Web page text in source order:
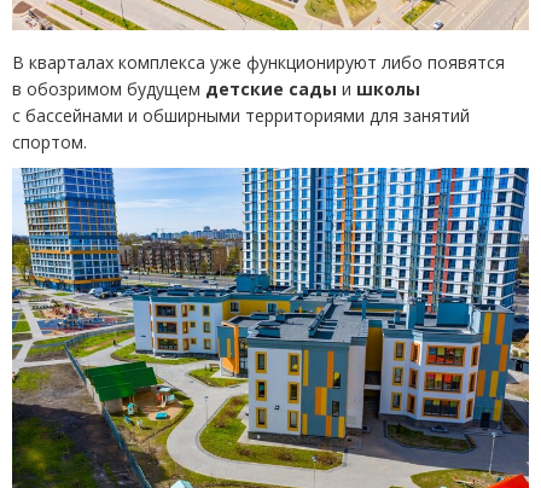
В кварталах комплекса уже функционируют либо появятся
в обозримом будущем детские сады и школы
с бассейнами и обширными территориями для занятий
спортом.